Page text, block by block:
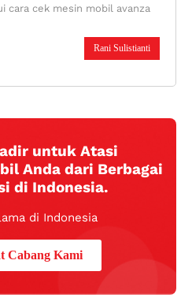
Rani Sulistianti
cara cek mesin mobil avanza
untuk Atasi
Anda dari Berbagai
di Indonesia.
di Indonesia
Cabang Kami